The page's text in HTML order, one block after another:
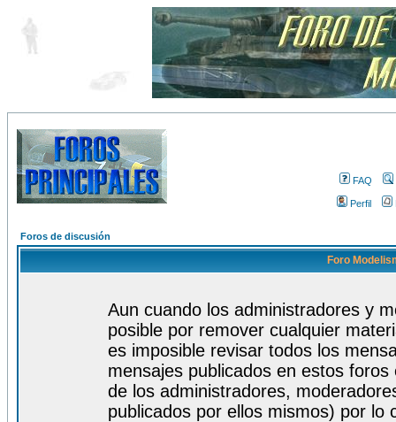
FAQ
Perfil
Foros de discusión
Foro
Aun cuando los administradores y
posible por remover cualquier
es imposible revisar todos los
mensajes publicados en estos
de los administradores,
publicados por ellos mismos) por lo